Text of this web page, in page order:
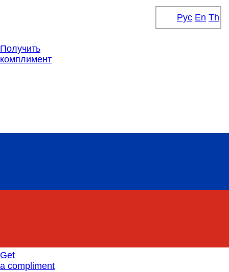
Получить
комплимент
Get
a compliment
Рус En Th